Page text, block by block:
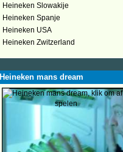
Heineken Slowakije
Heineken Spanje
Heineken USA
Heineken Zwitzerland
Heineken mans dream